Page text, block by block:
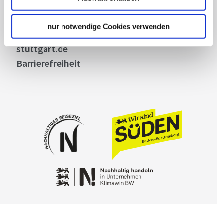
nur notwendige Cookies verwenden
Impressum
stuttgart.de
Barrierefreiheit